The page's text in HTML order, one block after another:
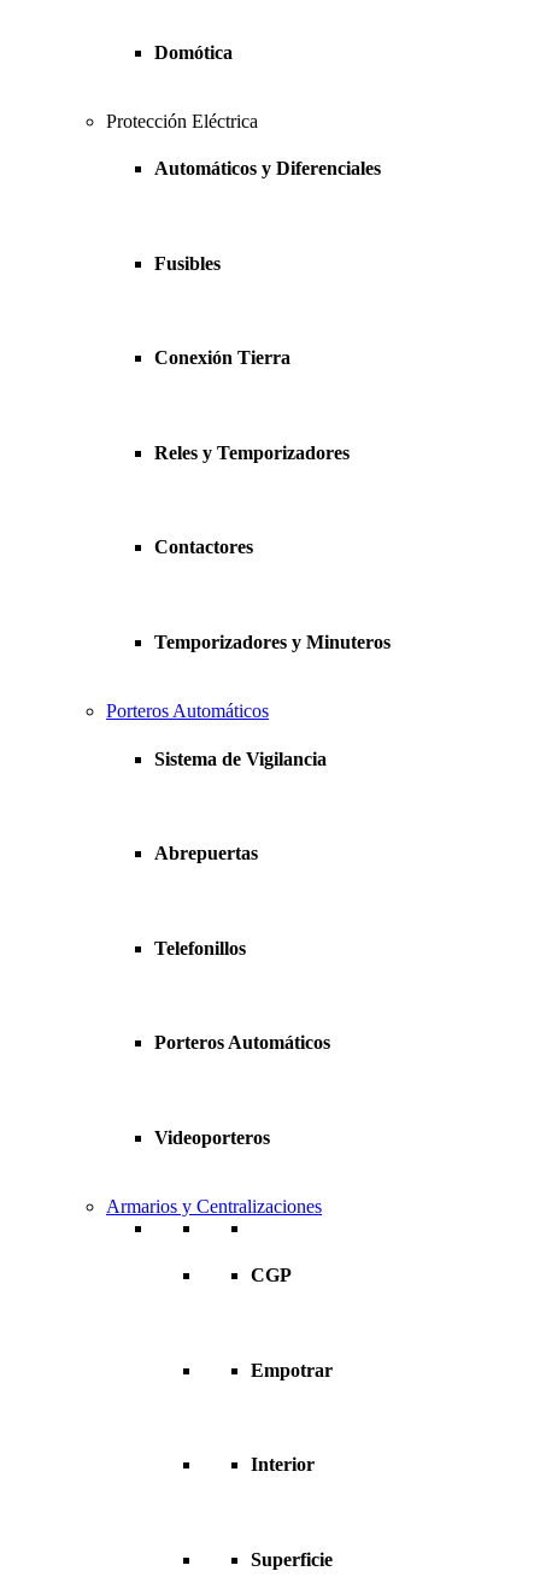
Domótica
Protección Eléctrica
Automáticos y Diferenciales
Fusibles
Conexión Tierra
Reles y Temporizadores
Contactores
Temporizadores y Minuteros
Porteros Automáticos
Sistema de Vigilancia
Abrepuertas
Telefonillos
Porteros Automáticos
Videoporteros
Armarios y Centralizaciones
CGP
Empotrar
Interior
Superficie